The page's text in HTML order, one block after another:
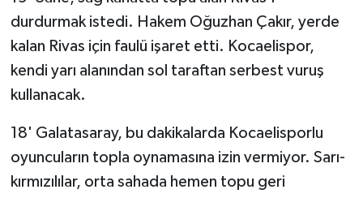
durdurmak istedi. Hakem Oğuzhan Çakır, yerde
kalan Rivas için faulü işaret etti. Kocaelispor,
kendi yarı alanından sol taraftan serbest vuruş
kullanacak.
18' Galatasaray, bu dakikalarda Kocaelisporlu
oyuncuların topla oynamasına izin vermiyor. Sarı-
kırmızılılar, orta sahada hemen topu geri